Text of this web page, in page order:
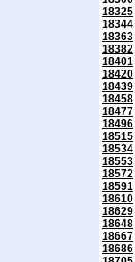
18325
18344
18363
18382
18401
18420
18439
18458
18477
18496
18515
18534
18553
18572
18591
18610
18629
18648
18667
18686